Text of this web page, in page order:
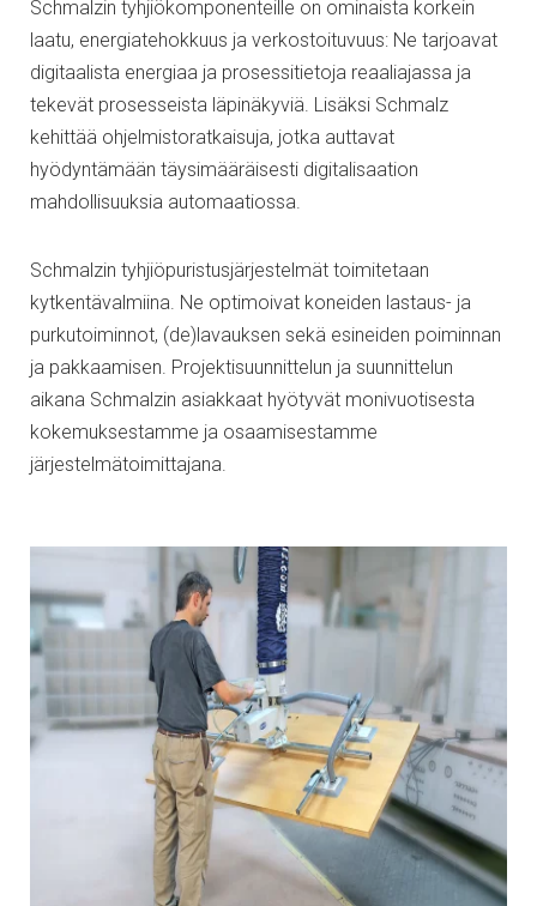
Schmalzin tyhjiökomponenteille on ominaista korkein
laatu, energiatehokkuus ja verkostoituvuus: Ne tarjoavat
digitaalista energiaa ja prosessitietoja reaaliajassa ja
tekevät prosesseista läpinäkyviä. Lisäksi Schmalz
kehittää ohjelmistoratkaisuja, jotka auttavat
hyödyntämään täysimääräisesti digitalisaation
mahdollisuuksia automaatiossa.
Schmalzin tyhjiöpuristusjärjestelmät toimitetaan
kytkentävalmiina. Ne optimoivat koneiden lastaus- ja
purkutoiminnot, (de)lavauksen sekä esineiden poiminnan
ja pakkaamisen. Projektisuunnittelun ja suunnittelun
aikana Schmalzin asiakkaat hyötyvät monivuotisesta
kokemuksestamme ja osaamisestamme
järjestelmätoimittajana.